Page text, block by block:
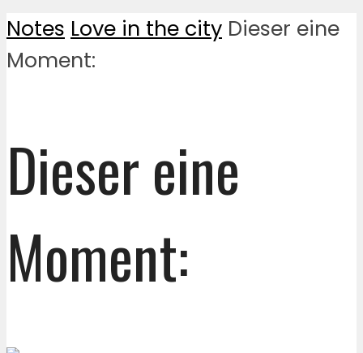
Notes Love in the city Dieser eine
Moment:
Dieser eine
Moment: